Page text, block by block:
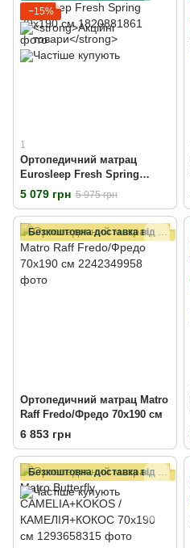
−15%
1
Ортопедичний матрац
Eurosleep Fresh Spring
70х190 см
5 079 грн 5 975 грн
Безкоштовна доставка від 15000 грн
Ортопедичний матрац Matro
Raff Fredo/Фредо 70x190 см
6 853 грн
Безкоштовна доставка від 15000 грн